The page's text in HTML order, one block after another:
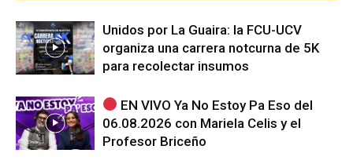
Unidos por La Guaira: la FCU-UCV
organiza una carrera notcurna de 5K
para recolectar insumos
EN VIVO Ya No Estoy Pa Eso del
06.08.2026 con Mariela Celis y el
Profesor Briceño